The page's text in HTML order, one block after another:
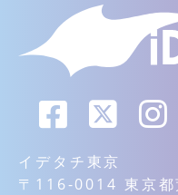
イデタチ東京
〒116-0014 東京都